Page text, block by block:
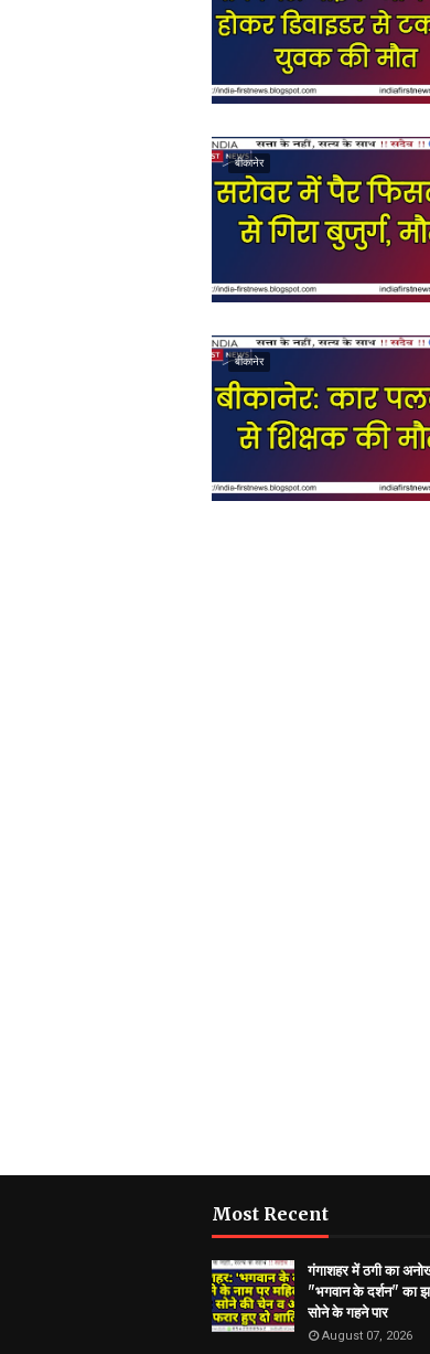
बीकानेर
बीकानेर
Most Recent
गंगाशहर में ठगी का
"भगवान के दर्शन" का
सोने के गहने पार
August 07, 2026